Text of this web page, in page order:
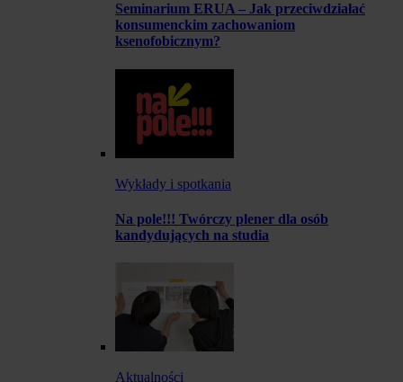
Seminarium ERUA – Jak przeciwdziałać
konsumenckim zachowaniom
ksenofobicznym?
Wykłady i spotkania
Na pole!!! Twórczy plener dla osób
kandydujących na studia
Aktualności